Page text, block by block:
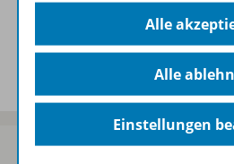
Spar-Pakete
Alle
Alle
Einstellungen